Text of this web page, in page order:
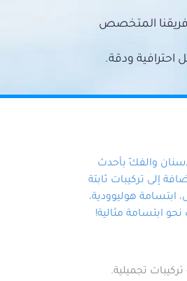
المتخصص
احترافية ودقة.
والفكّ بأحدث
إلى تركيبات ثابتة
هوليوودية،
ابتسامة مثالية!
تجميلية.